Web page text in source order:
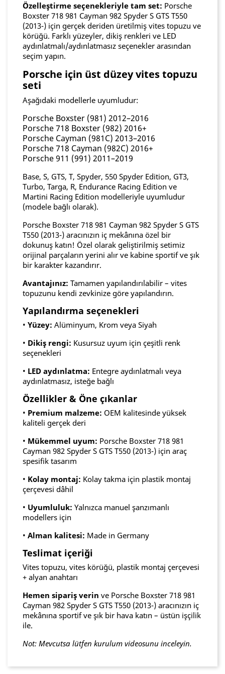
Özelleştirme seçenekleriyle tam set: Porsche
Boxster 718 981 Cayman 982 Spyder S GTS T550
(2013-) için gerçek deriden üretilmiş vites topuzu ve
körüğü. Farklı yüzeyler, dikiş renkleri ve LED
aydınlatmalı/aydınlatmasız seçenekler arasından
seçim yapın.
Porsche için üst düzey vites topuzu
seti
Aşağıdaki modellerle uyumludur:
Porsche Boxster (981) 2012–2016
Porsche 718 Boxster (982) 2016+
Porsche Cayman (981C) 2013–2016
Porsche 718 Cayman (982C) 2016+
Porsche 911 (991) 2011–2019
Base, S, GTS, T, Spyder, 550 Spyder Edition, GT3,
Turbo, Targa, R, Endurance Racing Edition ve
Martini Racing Edition modelleriyle uyumludur
(modele bağlı olarak).
Porsche Boxster 718 981 Cayman 982 Spyder S GTS
T550 (2013-) aracınızın iç mekânına özel bir
dokunuş katın! Özel olarak geliştirilmiş setimiz
orijinal parçaların yerini alır ve kabine sportif ve şık
bir karakter kazandırır.
Avantajınız: Tamamen yapılandırılabilir – vites
topuzunu kendi zevkinize göre yapılandırın.
Yapılandırma seçenekleri
• Yüzey: Alüminyum, Krom veya Siyah
• Dikiş rengi: Kusursuz uyum için çeşitli renk
seçenekleri
• LED aydınlatma: Entegre aydınlatmalı veya
aydınlatmasız, isteğe bağlı
Özellikler & Öne çıkanlar
• Premium malzeme: OEM kalitesinde yüksek
kaliteli gerçek deri
• Mükemmel uyum: Porsche Boxster 718 981
Cayman 982 Spyder S GTS T550 (2013-) için araç
spesifik tasarım
• Kolay montaj: Kolay takma için plastik montaj
çerçevesi dâhil
• Uyumluluk: Yalnızca manuel şanzımanlı
modellers için
• Alman kalitesi: Made in Germany
Teslimat içeriği
Vites topuzu, vites körüğü, plastik montaj çerçevesi
+ alyan anahtarı
Hemen sipariş verin ve Porsche Boxster 718 981
Cayman 982 Spyder S GTS T550 (2013-) aracınızın iç
mekânına sportif ve şık bir hava katın – üstün işçilik
ile.
Not: Mevcutsa lütfen kurulum videosunu inceleyin.